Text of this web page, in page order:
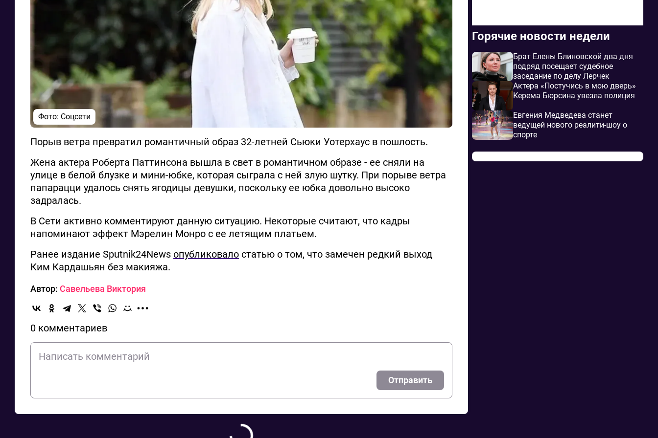
Фото: Соцсети
Порыв ветра превратил романтичный образ 32-летней Сьюки Уотерхаус в пошлость.
Жена актера Роберта Паттинсона вышла в свет в романтичном образе - ее сняли на
улице в белой блузке и мини-юбке, которая сыграла с ней злую шутку. При порыве ветра
папарацци удалось снять ягодицы девушки, поскольку ее юбка довольно высоко
задралась.
В Сети активно комментируют данную ситуацию. Некоторые считают, что кадры
напоминают эффект Мэрелин Монро с ее летящим платьем.
Ранее издание Sputnik24News опубликовало статью о том, что замечен редкий выход
Ким Кардашьян без макияжа.
Автор: Савельева Виктория
0 комментариев
Отправить
Горячие новости недели
Брат Елены Блиновской два дня
подряд посещает судебное
заседание по делу Лерчек
Актера «Постучись в мою дверь»
Керема Бюрсина увезла полиция
Евгения Медведева станет
ведущей нового реалити-шоу о
спорте